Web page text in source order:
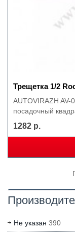
Трещетка 1/2
AUTOVIRAZH
посадочный
1282 р.
Не указан 390